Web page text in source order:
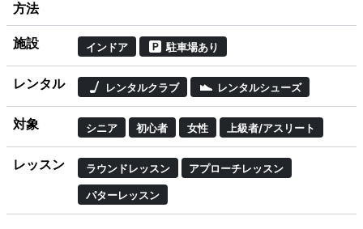
方法
施設 インドア 駐車場あり
レンタル レンタルクラブ レンタルシューズ
対象 シニア 初心者 女性 上級者/アスリート
レッスン ラウンドレッスン アプローチレッスン
パターレッスン